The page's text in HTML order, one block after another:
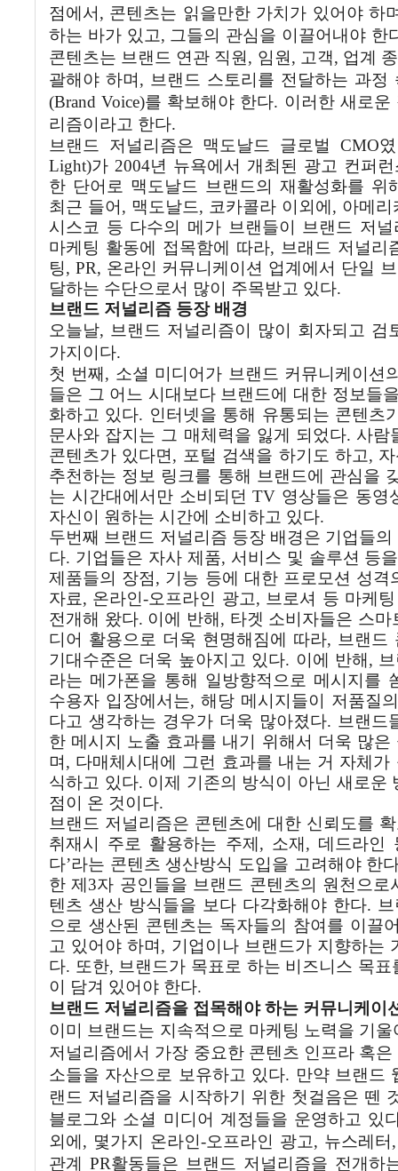
점에서, 콘텐츠는 읽을만한 가치가 있어야 하
하는 바가 있고, 그들의 관심을 이끌어내야 한
콘텐츠는 브랜드 연관 직원, 임원, 고객, 업계
괄해야 하며, 브랜드 스토리를 전달하는 과정
(Brand Voice)를 확보해야 한다. 이러한 새로운
리즘이라고 한다.
브랜드
저널리즘은 맥도날드 글로벌 CMO
Light)가 2004년 뉴욕에서 개최된 광고 컨퍼
한 단어로 맥도날드 브랜드의 재활성화를 위
최근 들어, 맥도날드, 코카콜라 이외에, 아메리
시스코 등 다수의 메가 브랜들이 브랜드 저널
마케팅 활동에 접목함에 따라, 브래드 저널리
팅, PR, 온라인 커뮤니케이션 업계에서 단일
달하는 수단으로서 많이 주목받고 있다.
브랜드 저널리즘 등장 배경
오늘날, 브랜드 저널리즘이 많이 회자되고 검
가지이다.
첫 번째, 소셜 미디어가 브랜드 커뮤니케이션
들은 그 어느 시대보다 브랜드에 대한 정보들
화하고 있다. 인터넷을 통해 유통되는 콘텐츠
문사와 잡지는 그 매체력을 잃게 되었다. 사람
콘텐츠가 있다면, 포털 검색을 하기도 하고,
추천하는 정보 링크를 통해 브랜드에 관심을
는 시간대에서만 소비되던 TV 영상들은 동영
자신이 원하는 시간에 소비하고 있다.
두번째 브랜드 저널리즘 등장 배경은 기업들의
다. 기업들은 자사 제품, 서비스 및 솔루션 등을
제품들의 장점, 기능 등에 대한 프로모션 성격
자료, 온라인-오프라인 광고, 브로셔 등 마케팅
전개해 왔다. 이에 반해, 타겟 소비자들은 스마
디어 활용으로 더욱 현명해짐에 따라, 브랜드
기대수준은 더욱 높아지고 있다. 이에 반해,
라는 메가폰을 통해 일방향적으로 메시지를
수용자 입장에서는, 해당 메시지들이 저품질의
다고 생각하는 경우가 더욱 많아졌다. 브랜드
한 메시지 노출 효과를 내기 위해서 더욱 많은
며, 다매체시대에 그런 효과를 내는 거 자체가
식하고 있다. 이제 기존의 방식이 아닌 새로운
점이 온 것이다.
브랜드 저널리즘은 콘텐츠에 대한 신뢰도를
취재시
주로 활용하는 주제, 소재, 데드라인
다’라는 콘텐츠 생산방식 도입을 고려해야 한
한 제3자 공인들을 브랜드 콘텐츠의 원천으로
텐츠 생산 방식들을 보다 다각화해야 한다.
으로 생산된 콘텐츠는 독자들의 참여를 이끌
고 있어야 하며, 기업이나 브랜드가 지향하는
다. 또한, 브랜드가 목표로 하는 비즈니스 목표
이 담겨 있어야 한다.
브랜드 저널리즘을 접목해야 하는 커뮤니케이
이미 브랜드는 지속적으로 마케팅 노력을 기울
저널리즘에서 가장 중요한 콘텐츠 인프라 혹은
소들을 자산으로 보유하고 있다. 만약 브랜드
랜드 저널리즘을 시작하기 위한 첫걸음은 뗀
블로그와 소셜 미디어 계정들을 운영하고 있
외에, 몇가지 온라인-오프라인 광고, 뉴스레터
관계 PR활동들은 브랜드 저널리즘을 전개하